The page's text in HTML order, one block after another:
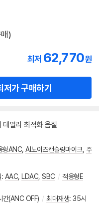
)
최저 62,770원
저가 구매하기
일리 최적화 음질
형ANC AI노이즈캔슬링마이크, 주
: AAC LDAC SBC / 적응형E
간(ANC OFF) / 최대재생: 35시